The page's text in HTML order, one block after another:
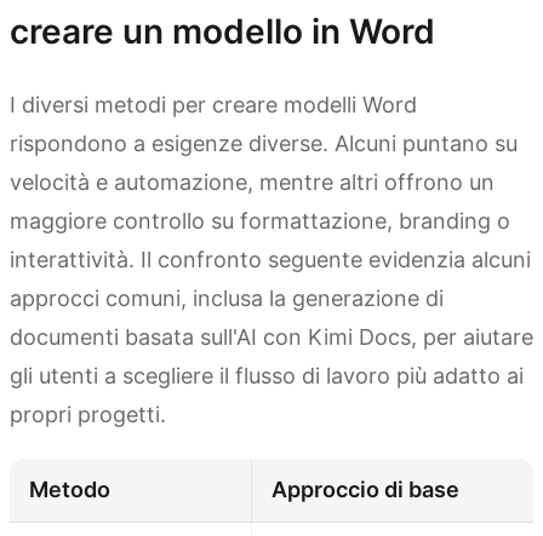
creare un modello in Word
I diversi metodi per creare modelli Word
rispondono a esigenze diverse. Alcuni puntano su
velocità e automazione, mentre altri offrono un
maggiore controllo su formattazione, branding o
interattività. Il confronto seguente evidenzia alcuni
approcci comuni, inclusa la generazione di
documenti basata sull'AI con Kimi Docs, per aiutare
gli utenti a scegliere il flusso di lavoro più adatto ai
propri progetti.
Metodo Approccio di base